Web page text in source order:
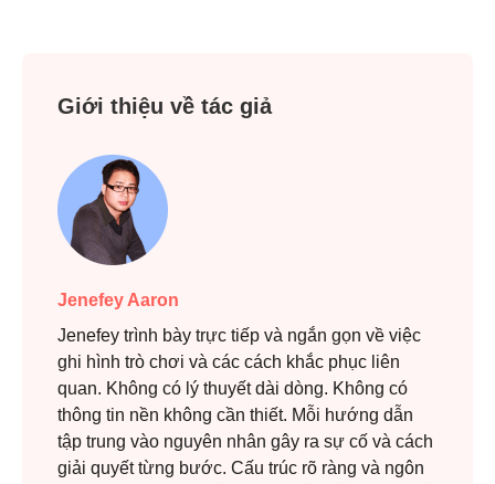
Giới thiệu về tác giả
Jenefey Aaron
Jenefey trình bày trực tiếp và ngắn gọn về việc
ghi hình trò chơi và các cách khắc phục liên
quan. Không có lý thuyết dài dòng. Không có
thông tin nền không cần thiết. Mỗi hướng dẫn
tập trung vào nguyên nhân gây ra sự cố và cách
giải quyết từng bước. Cấu trúc rõ ràng và ngôn